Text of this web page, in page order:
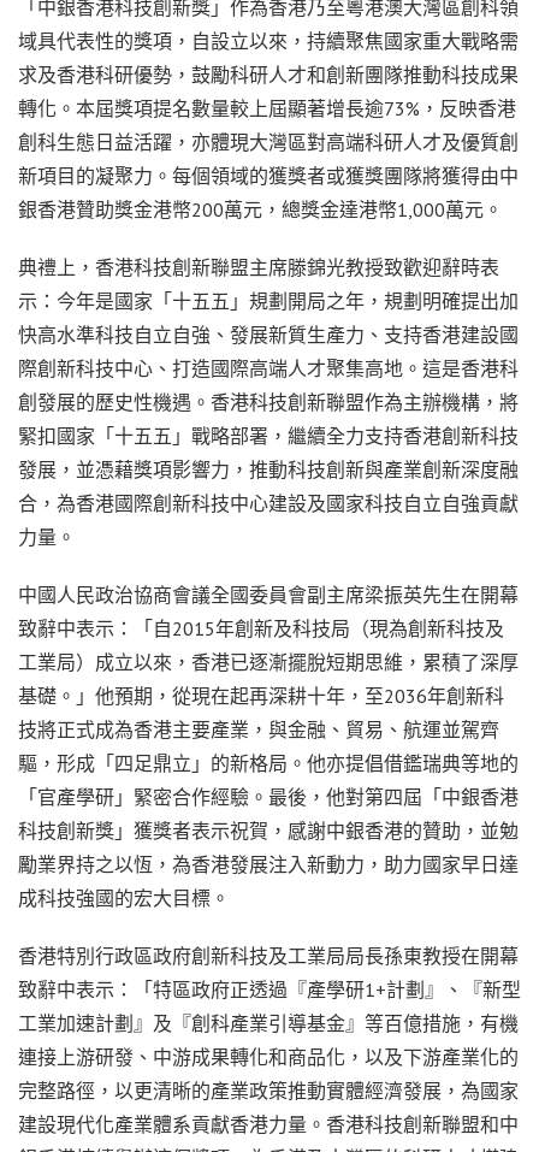
「中銀香港科技創新獎」作為香港乃至粵港澳大灣區創科領
域具代表性的獎項，自設立以來，持續聚焦國家重大戰略需
求及香港科研優勢，鼓勵科研人才和創新團隊推動科技成果
轉化。本屆獎項提名數量較上屆顯著增長逾73%，反映香港
創科生態日益活躍，亦體現大灣區對高端科研人才及優質創
新項目的凝聚力。每個領域的獲獎者或獲獎團隊將獲得由中
銀香港贊助獎金港幣200萬元，總獎金達港幣1,000萬元。
典禮上，香港科技創新聯盟主席滕錦光教授致歡迎辭時表
示：今年是國家「十五五」規劃開局之年，規劃明確提出加
快高水準科技自立自強、發展新質生產力、支持香港建設國
際創新科技中心、打造國際高端人才聚集高地。這是香港科
創發展的歷史性機遇。香港科技創新聯盟作為主辦機構，將
緊扣國家「十五五」戰略部署，繼續全力支持香港創新科技
發展，並憑藉獎項影響力，推動科技創新與產業創新深度融
合，為香港國際創新科技中心建設及國家科技自立自強貢獻
力量。
中國人民政治協商會議全國委員會副主席梁振英先生在開幕
致辭中表示：「自2015年創新及科技局（現為創新科技及
工業局）成立以來，香港已逐漸擺脫短期思維，累積了深厚
基礎。 」 他預期，從現在起再深耕十年，至2036年創新科
技將正式成為香港主要產業，與金融、貿易、航運並駕齊
驅，形成 「四足鼎立 」 的新格局。他亦提倡借鑑瑞典等地的
「官產學研 」 緊密合作經驗。最後，他對第四屆 「中銀香港
科技創新獎 」 獲獎者表示祝賀，感謝中銀香港的贊助，並勉
勵業界持之以恆，為香港發展注入新動力，助力國家早日達
成科技強國的宏大目標 。
香港特別行政區政府創新科技及工業局局長孫東教授在開幕
致辭中表示：「特區政府正透過『產學研1+計劃』、『新型
工業加速計劃』及『創科產業引導基金』等百億措施，有機
連接上游研發、中游成果轉化和商品化，以及下游產業化的
完整路徑，以更清晰的產業政策推動實體經濟發展，為國家
建設現代化產業體系貢獻香港力量。香港科技創新聯盟和中